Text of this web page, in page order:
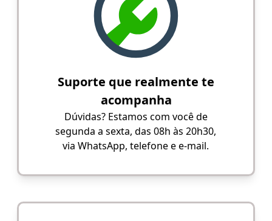
Suporte que realmente te
acompanha
Dúvidas? Estamos com você de
segunda a sexta, das 08h às 20h30,
via WhatsApp, telefone e e-mail.